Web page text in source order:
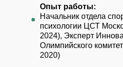
Опыт работы:
Начальник отдела
психологии ЦСТ
2024), Эксперт
Олимпийского
2020)